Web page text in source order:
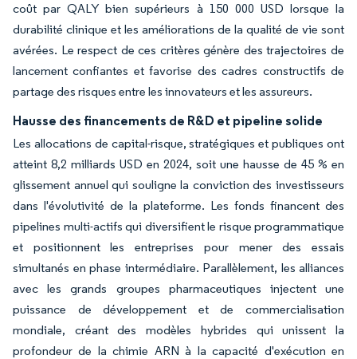
coût par QALY bien supérieurs à 150 000 USD lorsque la
durabilité clinique et les améliorations de la qualité de vie sont
avérées. Le respect de ces critères génère des trajectoires de
lancement confiantes et favorise des cadres constructifs de
partage des risques entre les innovateurs et les assureurs.
Hausse des financements de R&D et pipeline solide
Les allocations de capital-risque, stratégiques et publiques ont
atteint 8,2 milliards USD en 2024, soit une hausse de 45 % en
glissement annuel qui souligne la conviction des investisseurs
dans l'évolutivité de la plateforme. Les fonds financent des
pipelines multi-actifs qui diversifient le risque programmatique
et positionnent les entreprises pour mener des essais
simultanés en phase intermédiaire. Parallèlement, les alliances
avec les grands groupes pharmaceutiques injectent une
puissance de développement et de commercialisation
mondiale, créant des modèles hybrides qui unissent la
profondeur de la chimie ARN à la capacité d'exécution en